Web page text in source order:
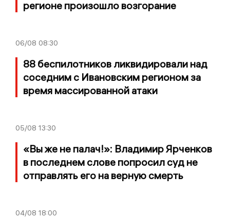
регионе произошло возгорание
06/08 08:30
88 беспилотников ликвидировали над
соседним с Ивановским регионом за
время массированной атаки
05/08 13:30
«Вы же не палач!»: Владимир Ярченков
в последнем слове попросил суд не
отправлять его на верную смерть
04/08 18:00